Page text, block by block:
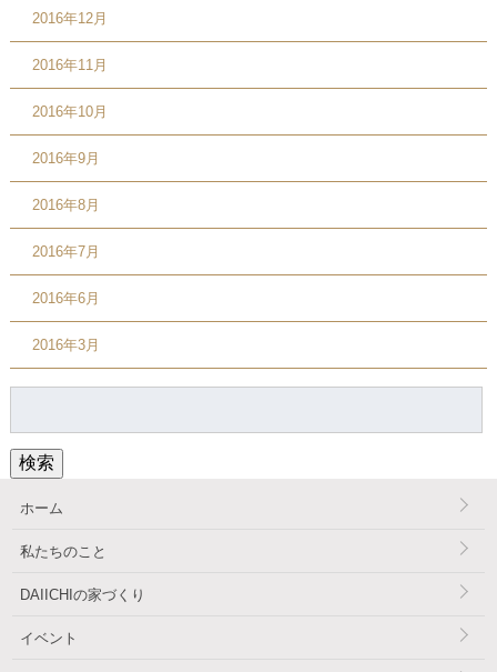
2016年12月
2016年11月
2016年10月
2016年9月
2016年8月
2016年7月
2016年6月
2016年3月
検索
ホーム
私たちのこと
DAIICHIの家づくり
イベント